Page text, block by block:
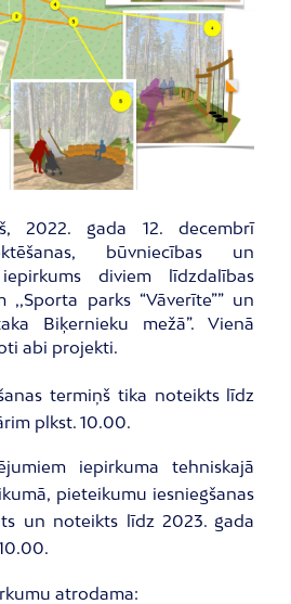
2022. gada 12. decembrī
būvniecības un
diviem līdzdalības
parks “Vāverīte”” un
Biķernieku mežā”. Vienā
abi projekti.
termiņš tika noteikts līdz
plkst. 10.00.
iepirkuma tehniskajā
pieteikumu iesniegšanas
un noteikts līdz 2023. gada
atrodama: